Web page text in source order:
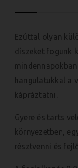
Ezúttal olyan
díszeket fogunk
hangulatukkal a
kápráztatni.
Gyere és tarts
környezetben,
résztvenni és